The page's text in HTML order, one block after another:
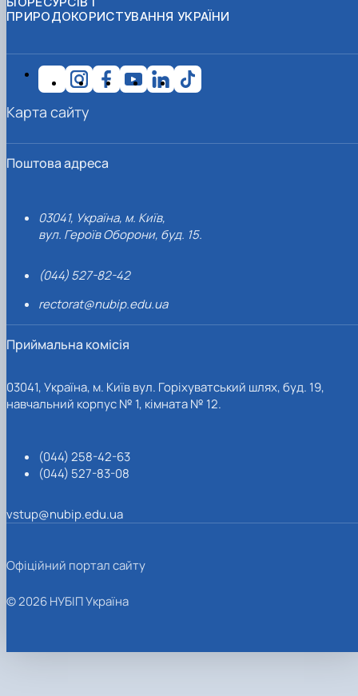
ПРИРОДОКОРИСТУВАННЯ УКРАЇНИ
Поштова адреса
03041, Україна, м. Київ,
вул. Героїв Оборони, буд. 15.
(044) 527-82-42
rectorat@nubip.edu.ua
Приймальна комісія
03041, Україна, м. Київ вул. Горіхуватський шлях, буд. 19,
навчальний корпус № 1, кімната № 12.
(044) 258-42-63
(044) 527-83-08
vstup@nubip.edu.ua
Карта сайту
Офіційний портал сайту
© 2026 НУБІП Україна